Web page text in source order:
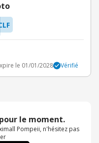
CLF
le 01/01/2028 Vérifié
le moment.
Pompeii, n'hésitez pas